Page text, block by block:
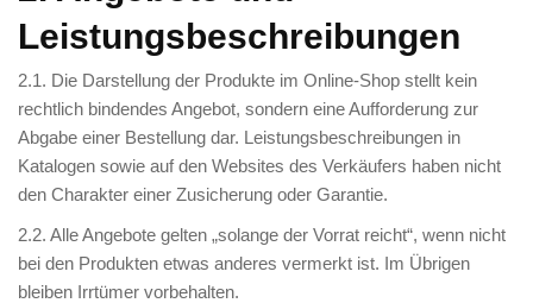
Leistungsbeschreibungen
2.1. Die Darstellung der Produkte im Online-Shop stellt kein
rechtlich bindendes Angebot, sondern eine Aufforderung zur
Abgabe einer Bestellung dar. Leistungsbeschreibungen in
Katalogen sowie auf den Websites des Verkäufers haben nicht
den Charakter einer Zusicherung oder Garantie.
2.2. Alle Angebote gelten „solange der Vorrat reicht“, wenn nicht
bei den Produkten etwas anderes vermerkt ist. Im Übrigen
bleiben Irrtümer vorbehalten.